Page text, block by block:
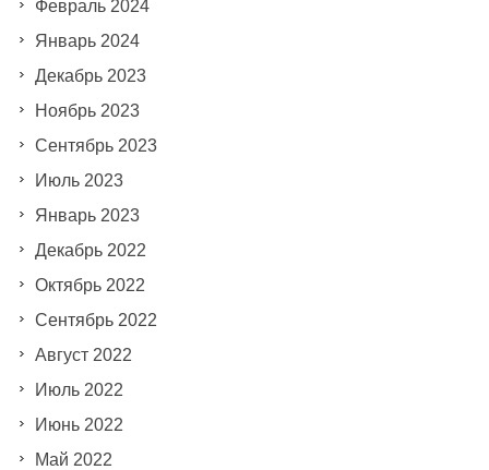
Февраль 2024
Январь 2024
Декабрь 2023
Ноябрь 2023
Сентябрь 2023
Июль 2023
Январь 2023
Декабрь 2022
Октябрь 2022
Сентябрь 2022
Август 2022
Июль 2022
Июнь 2022
Май 2022